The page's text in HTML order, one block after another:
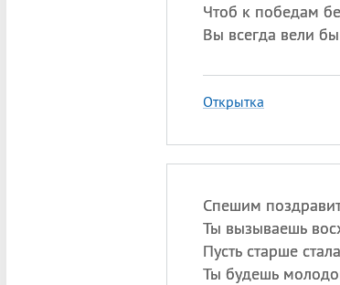
Чтоб к победам
Вы всегда вели
Открытка
Спешим
Ты вызываешь
Пусть старше
Ты будешь